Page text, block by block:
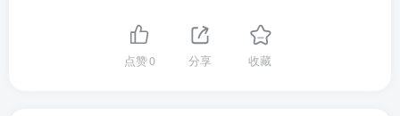
点赞0 分享 收藏